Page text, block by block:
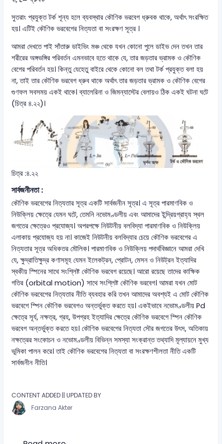
সুতরাং প্রযুক্ত টর্ক শূন্য হলে ব্যবস্থার কৌণিক ভরবেগ ধ্রুবক থাকে, অর্থাৎ সংরক্ষিত
হয়। এটিই কৌণিক ভরবেগের নিত্যতা বা সংরক্ষণ সূত্র ।
আমরা দেখতে পাই সাঁতারু ডাইভিং মঞ্চ থেকে যখন কোনো পুলে ডাইভ দেন তখন তার
শরীরের অঙ্গভঙ্গির পরিবর্তন এমনভাবে হতে থাকে যে, তার জড়তার ভ্রামক ও কৌণিক
বেগের পরিবর্তন হয়। কিন্তু যেহেতু বাইরে থেকে কোনো বল তথা টর্ক প্রযুক্ত বলা হয়
না, তাই তার কৌণিক ভরবেগ ধ্রুব থাকে অর্থাৎ তার জড়তার ভ্রামক ও কৌণিক বেগের
গুণফল সবসময় একই থাকে। ব্যালেরিনা ও জিমন্যাস্টের বেলায়ও ঠিক একই ঘটনা ঘটে
(চিত্র ৪.২২)।
চিত্র :৪.২২
সার্বজনীনতা :
কৌণিক ভরবেগের নিত্যতার সূত্র একটি সার্বজনীন সূত্র। এ সূত্র পারমাণবিক ও
নিউক্লিয় ক্ষেত্রে যেমন ঘটে, তেমনি নভোমণ্ডলীয় এবং আমাদের ইন্দ্রিয়গ্রাহ্য স্থল
জগতের ক্ষেত্রেও প্রযোজ্য। অপরপক্ষে নিউটনীয় বলবিদ্যা পারমাণবিক ও নিউক্লিয়
এলাকায় প্রযোজ্য হয় না। কাজেই নিউটনীয় বলবিদ্যার চেয়ে কৌণিক ভরবেগের এ
নিত্যতার সূত্র অধিকতর মৌলিক। পারমাণবিক ও নিউক্লিয় পদার্থবিজ্ঞানে আমরা দেখি
যে, ক্ষুদ্রাতিক্ষুদ্র কণাসমূহ যেমন ইলেকট্রন, প্রোটন, মেসন ও নিউট্রন ইত্যাদির
স্বকীয় স্পিনের সাথে সংশ্লিষ্ট কৌণিক ভরবেগ রয়েছে। আরো রয়েছে তাদের কাক্ষিক
গতির (orbital motion) সাথে সংশ্লিষ্ট কৌণিক ভরবেগ। আমরা যখন মোট
কৌণিক ভরবেগের নিত্যতার নীতি ব্যবহার করি তখন আমাদের অবশ্যই এ মোট কৌণিক
ভরবেগে স্পিন কৌণিক ভরবেগও অন্তর্ভুক্ত করতে হয়। একইভাবে নভোমণ্ডলীয় Pd
ক্ষেত্রে সূর্য, নক্ষত্র, গ্রহ, উপগ্রহ ইত্যাদির ক্ষেত্রে কৌণিক ভরবেগে স্পিন কৌণিক
ভরবেগ অন্তর্ভুক্ত করতে হয়। কৌণিক ভরবেগের নিত্যতা সৌর জগতের উৎস, অতিকায়
নক্ষত্রের সংকোচন ও নভোমণ্ডলীয় বিভিন্ন সমস্যা সংক্রান্ত তথ্যাদি মূল্যায়নে মুখ্য
ভূমিকা পালন করে। তাই কৌণিক ভরবেগের নিত্যতা বা সংরক্ষণশীলতা নীতি একটি
সার্বজনীন নীতি।
CONTENT ADDED || UPDATED BY
Farzana Akter